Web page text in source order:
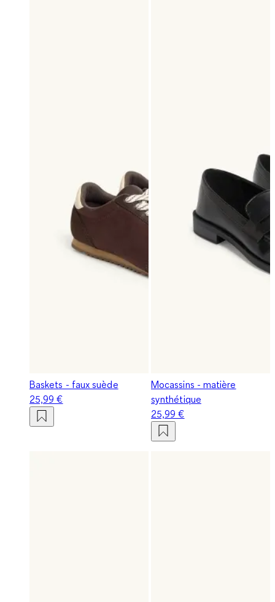
Baskets - faux suède
25,99 €
Mocassins - matière
synthétique
25,99 €